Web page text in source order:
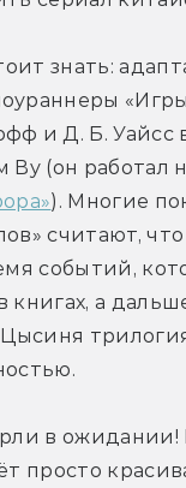
знать:
и Д. Б. Уайсс
Ву (он работал
). Многие
считают,
событий,
книгах, а
Цысиня
в ожидании!
просто